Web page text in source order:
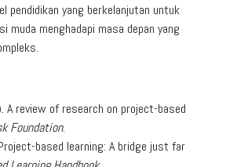
pendidikan yang berkelanjutan untuk
muda menghadapi masa depan yang
A review of research on project-based
Foundation.
based learning: A bridge just far